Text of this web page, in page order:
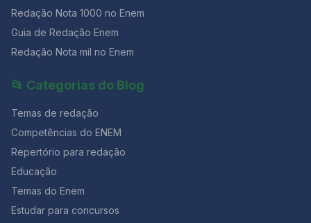
Redação Nota 1000 no Enem
Guia de Redação Enem
Redação Nota mil no Enem
📂 Categorias do Blog
Temas de redação
Competências do ENEM
Repertório para redação
Educação
Temas do Enem
Estudar para concursos